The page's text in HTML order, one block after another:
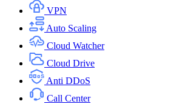
VPN
Auto Scaling
Cloud Watcher
Cloud Drive
Anti DDoS
Call Center